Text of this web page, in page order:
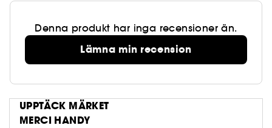
Denna produkt har inga recensioner än.
Lämna min recension
UPPTÄCK MÄRKET
MERCI HANDY